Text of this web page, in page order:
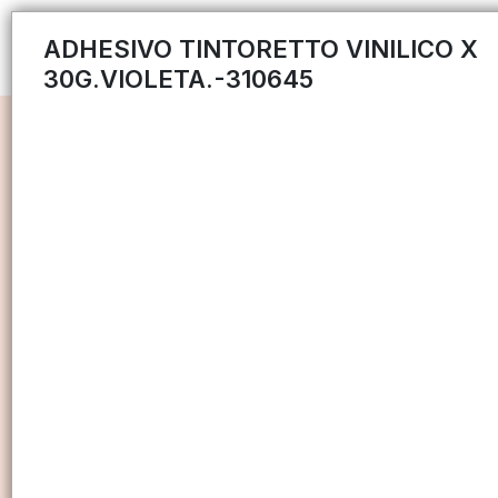
ADHESIVO TINTORETTO VINILICO X
30G.VIOLETA.-310645